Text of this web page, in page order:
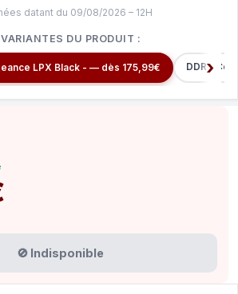
datant du 09/08/2026 – 12H
DU PRODUIT :
DDR4 Corsair Vengeance LPX Black - — dès 175,99€ DDR4
🚫 Indisponible